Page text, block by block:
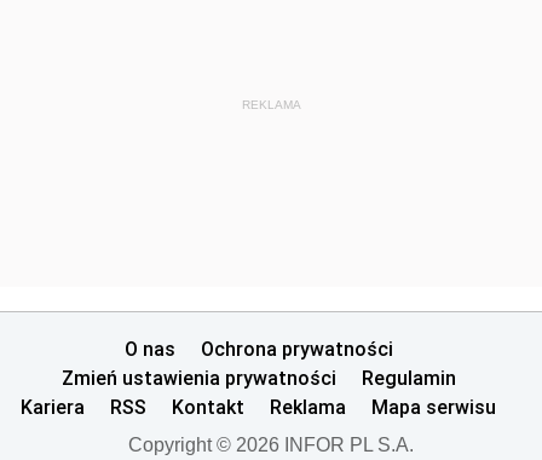
REKLAMA
O nas
Ochrona prywatności
Zmień ustawienia prywatności
Regulamin
Kariera
RSS Kontakt Reklama Mapa serwisu
Copyright © 2026 INFOR PL S.A.